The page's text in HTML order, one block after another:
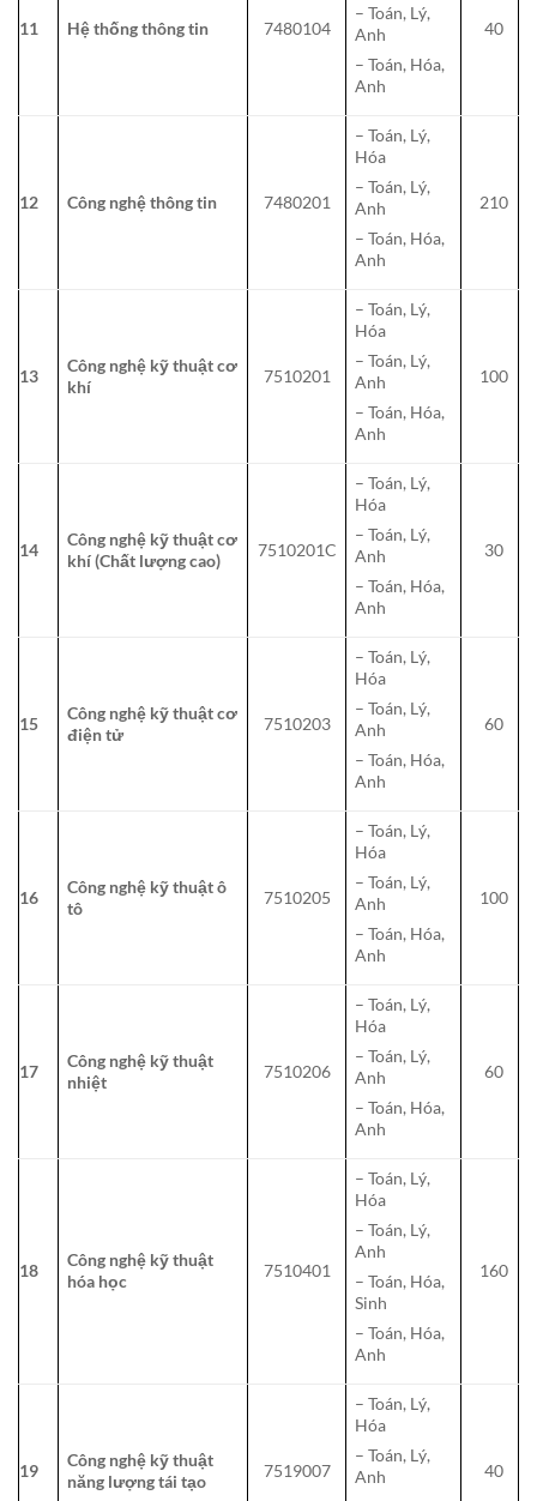
11 Hệ thống thông tin 7480104
– Toán, Lý,
Anh
– Toán, Hóa,
Anh
40
12 Công nghệ thông tin 7480201
– Toán, Lý,
Hóa
– Toán, Lý,
Anh
– Toán, Hóa,
Anh
210
13
Công nghệ kỹ thuật cơ
khí
7510201
– Toán, Lý,
Hóa
– Toán, Lý,
Anh
– Toán, Hóa,
Anh
100
14
Công nghệ kỹ thuật cơ
khí (Chất lượng cao)
7510201C
– Toán, Lý,
Hóa
– Toán, Lý,
Anh
– Toán, Hóa,
Anh
30
15
Công nghệ kỹ thuật cơ
điện tử
7510203
– Toán, Lý,
Hóa
– Toán, Lý,
Anh
– Toán, Hóa,
Anh
60
16
Công nghệ kỹ thuật ô
tô
7510205
– Toán, Lý,
Hóa
– Toán, Lý,
Anh
– Toán, Hóa,
Anh
100
17
Công nghệ kỹ thuật
nhiệt
7510206
– Toán, Lý,
Hóa
– Toán, Lý,
Anh
– Toán, Hóa,
Anh
60
18
Công nghệ kỹ thuật
hóa học
7510401
– Toán, Lý,
Hóa
– Toán, Lý,
Anh
– Toán, Hóa,
Sinh
– Toán, Hóa,
Anh
160
19
Công nghệ kỹ thuật
năng lượng tái tạo
7519007
– Toán, Lý,
Hóa
– Toán, Lý,
Anh
40